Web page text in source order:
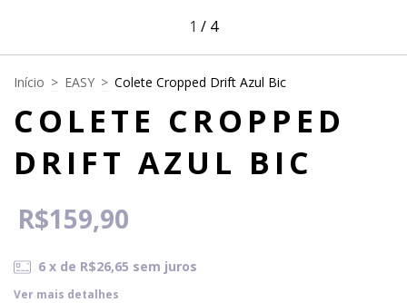
1 / 4
Início > EASY > Colete Cropped Drift Azul Bic
COLETE CROPPED
DRIFT AZUL BIC
R$159,90
6 x de R$26,65 sem juros
Ver mais detalhes